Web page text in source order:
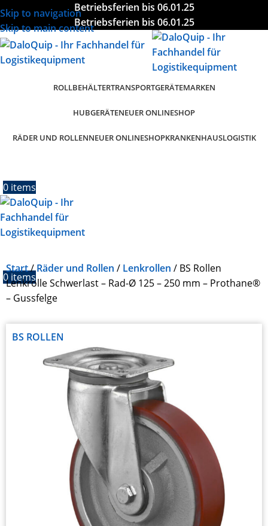
Skip to navigation
Skip to main content
Betriebsferien bis 06.01.25
Betriebsferien bis 06.01.25
ROLLBEHÄLTERTRANSPORTGERÄTEMARKEN
HUBGERÄTENEUER ONLINESHOP
RÄDER UND ROLLENNEUER ONLINESHOPKRANKENHAUSLOGISTIK
0 items
0 items
Start Räder und Rollen Lenkrollen
BS Rollen
Lenkrolle Schwerlast – Rad-Ø 125 – 250 mm – Prothane®
– Gussfelge
BS ROLLEN